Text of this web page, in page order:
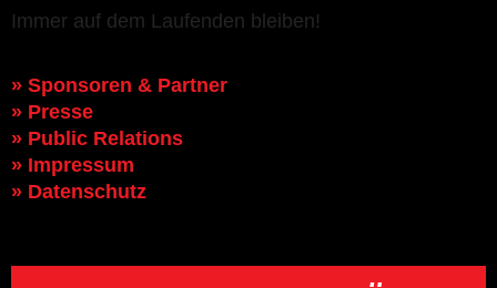
Immer auf dem Laufenden bleiben!
» Sponsoren & Partner
» Presse
» Public Relations
» Impressum
» Datenschutz